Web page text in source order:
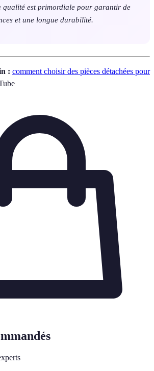
qualité est primordiale pour garantir de
et une longue durabilité.
: comment choisir des pièces détachées pour